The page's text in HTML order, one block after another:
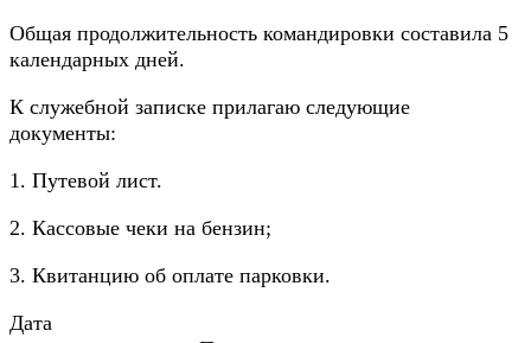
Общая продолжительность командировки составила 5
календарных дней.
К служебной записке прилагаю следующие
документы:
1. Путевой лист.
2. Кассовые чеки на бензин;
3. Квитанцию об оплате парковки.
Дата